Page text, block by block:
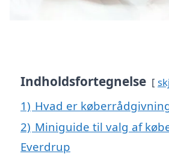
Indholdsfortegnelse
1) Hvad er
2) Miniguide til valg af
Everdrup